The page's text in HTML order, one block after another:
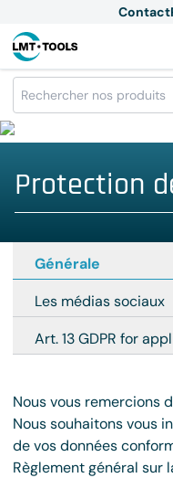
Contact
Protection
Générale
Les médias sociaux
Art. 13 GDPR for
Nous vous remercions
Nous souhaitons vous
de vos données
Règlement général sur